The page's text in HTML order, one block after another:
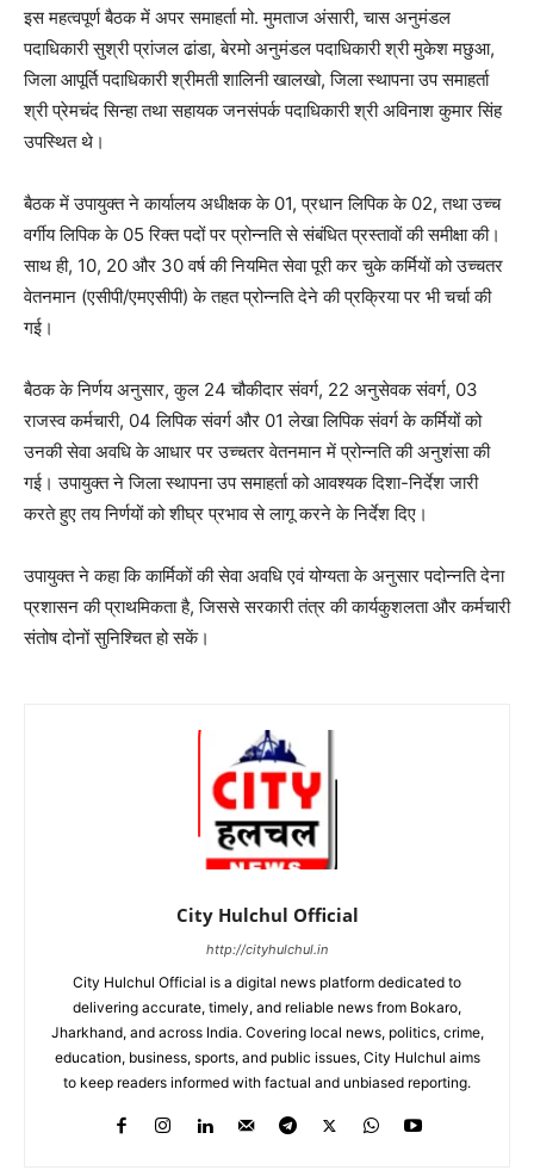
इस महत्वपूर्ण बैठक में अपर समाहर्ता मो. मुमताज अंसारी, चास अनुमंडल
पदाधिकारी सुश्री प्रांजल ढांडा, बेरमो अनुमंडल पदाधिकारी श्री मुकेश मछुआ,
जिला आपूर्ति पदाधिकारी श्रीमती शालिनी खालखो, जिला स्थापना उप समाहर्ता
श्री प्रेमचंद सिन्हा तथा सहायक जनसंपर्क पदाधिकारी श्री अविनाश कुमार सिंह
उपस्थित थे।
बैठक में उपायुक्त ने कार्यालय अधीक्षक के 01, प्रधान लिपिक के 02, तथा उच्च
वर्गीय लिपिक के 05 रिक्त पदों पर प्रोन्नति से संबंधित प्रस्तावों की समीक्षा की।
साथ ही, 10, 20 और 30 वर्ष की नियमित सेवा पूरी कर चुके कर्मियों को उच्चतर
वेतनमान (एसीपी/एमएसीपी) के तहत प्रोन्नति देने की प्रक्रिया पर भी चर्चा की
गई।
बैठक के निर्णय अनुसार, कुल 24 चौकीदार संवर्ग, 22 अनुसेवक संवर्ग, 03
राजस्व कर्मचारी, 04 लिपिक संवर्ग और 01 लेखा लिपिक संवर्ग के कर्मियों को
उनकी सेवा अवधि के आधार पर उच्चतर वेतनमान में प्रोन्नति की अनुशंसा की
गई। उपायुक्त ने जिला स्थापना उप समाहर्ता को आवश्यक दिशा-निर्देश जारी
करते हुए तय निर्णयों को शीघ्र प्रभाव से लागू करने के निर्देश दिए।
उपायुक्त ने कहा कि कार्मिकों की सेवा अवधि एवं योग्यता के अनुसार पदोन्नति देना
प्रशासन की प्राथमिकता है, जिससे सरकारी तंत्र की कार्यकुशलता और कर्मचारी
संतोष दोनों सुनिश्चित हो सकें।
City Hulchul Official
http://cityhulchul.in
City Hulchul Official is a digital news platform dedicated to
delivering accurate, timely, and reliable news from Bokaro,
Jharkhand, and across India. Covering local news, politics, crime,
education, business, sports, and public issues, City Hulchul aims
to keep readers informed with factual and unbiased reporting.